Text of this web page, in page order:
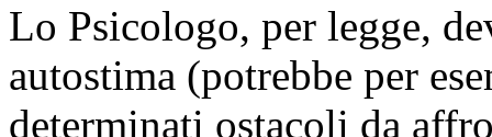
Lo Psicologo, per legge,
autostima (potrebbe per
determinati ostacoli da